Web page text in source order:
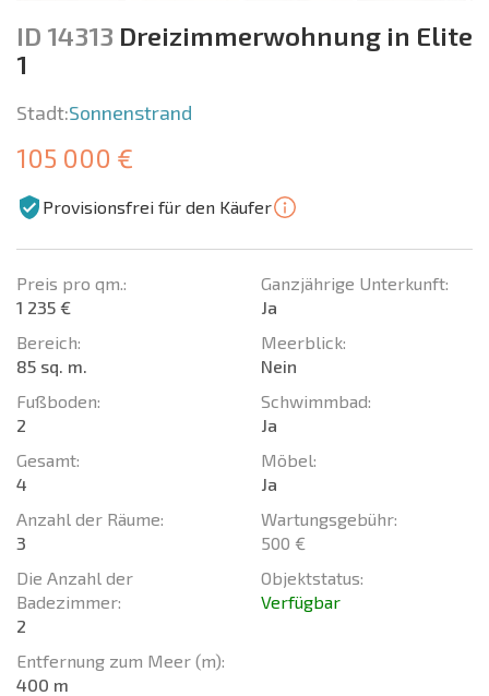
ID 14313 Dreizimmerwohnung in Elite
1
Stadt:Sonnenstrand
105 000 €
Provisionsfrei für den Käufer
Preis pro qm.:
1 235 €
Bereich:
85 sq. m.
Fußboden:
2
Gesamt:
4
Anzahl der Räume:
3
Die Anzahl der
Badezimmer:
2
Entfernung zum Meer (m):
400 m
Ganzjährige Unterkunft:
Ja
Meerblick:
Nein
Schwimmbad:
Ja
Möbel:
Ja
Wartungsgebühr:
500 €
Objektstatus:
Verfügbar